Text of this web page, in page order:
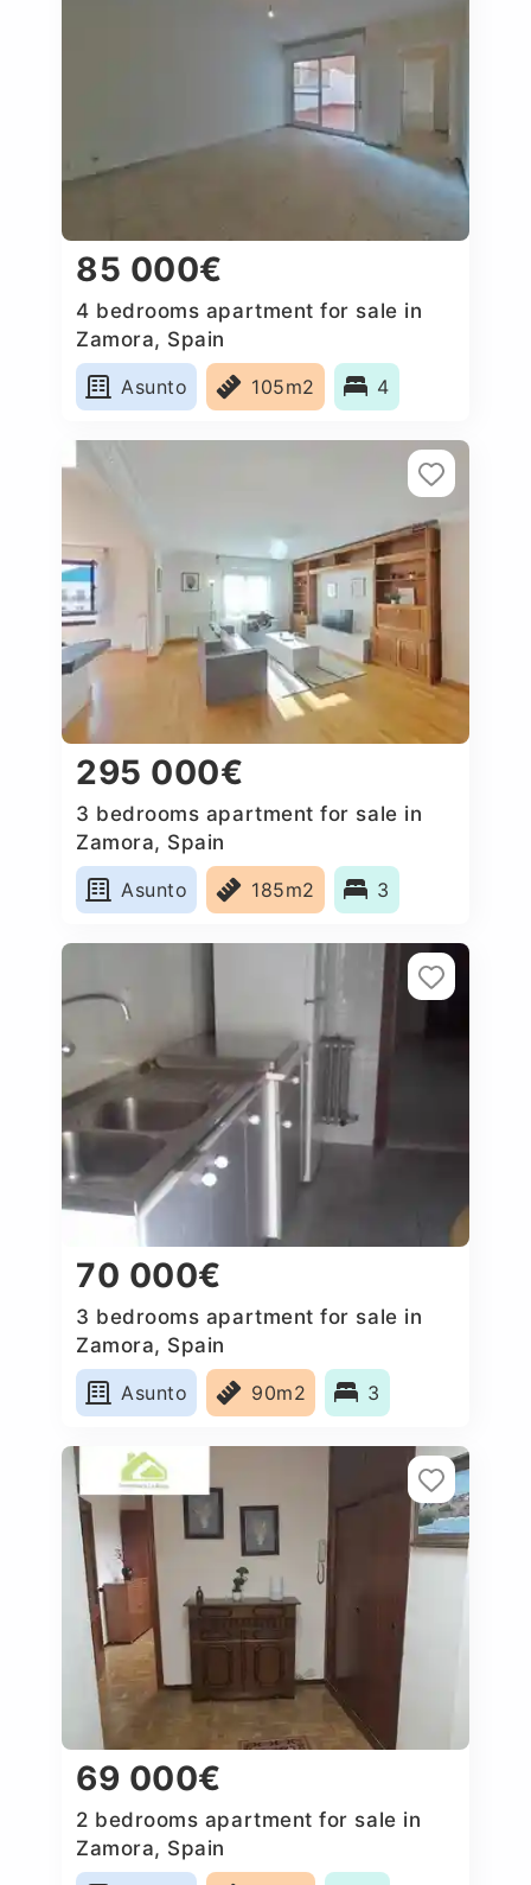
85 000€
4 bedrooms apartment for sale in
Zamora, Spain
Asunto
105m2 4
295 000€
3 bedrooms apartment for sale in
Zamora, Spain
Asunto
185m2 3
70 000€
3 bedrooms apartment for sale in
Zamora, Spain
Asunto
90m2 3
69 000€
2 bedrooms apartment for sale in
Zamora, Spain